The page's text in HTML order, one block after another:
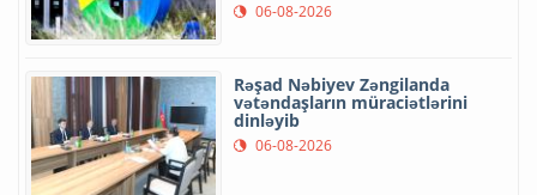
06-08-2026
Rəşad Nəbiyev Zəngilanda
vətəndaşların müraciətlərini
dinləyib
06-08-2026